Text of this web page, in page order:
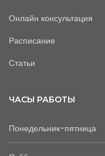
Онлайн консультация
Расписание
Статьи
ЧАСЫ РАБОТЫ
Понедельник-пятница